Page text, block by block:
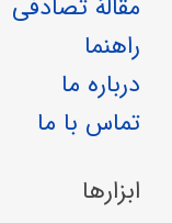
مقالهٔ تصادفی
راهنما
درباره ما
تماس با ما
ابزارها